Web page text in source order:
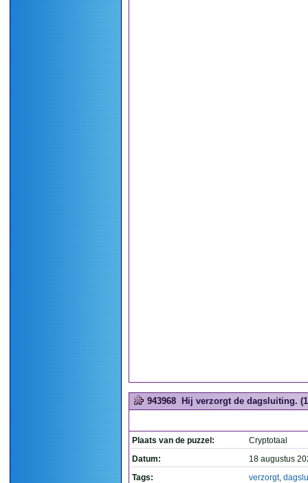
943968 Hij verzorgt de dagsluiting.
Plaats van de puzzel:
Cryptotaal
Datum:
18 augustus
Tags:
verzorgt,